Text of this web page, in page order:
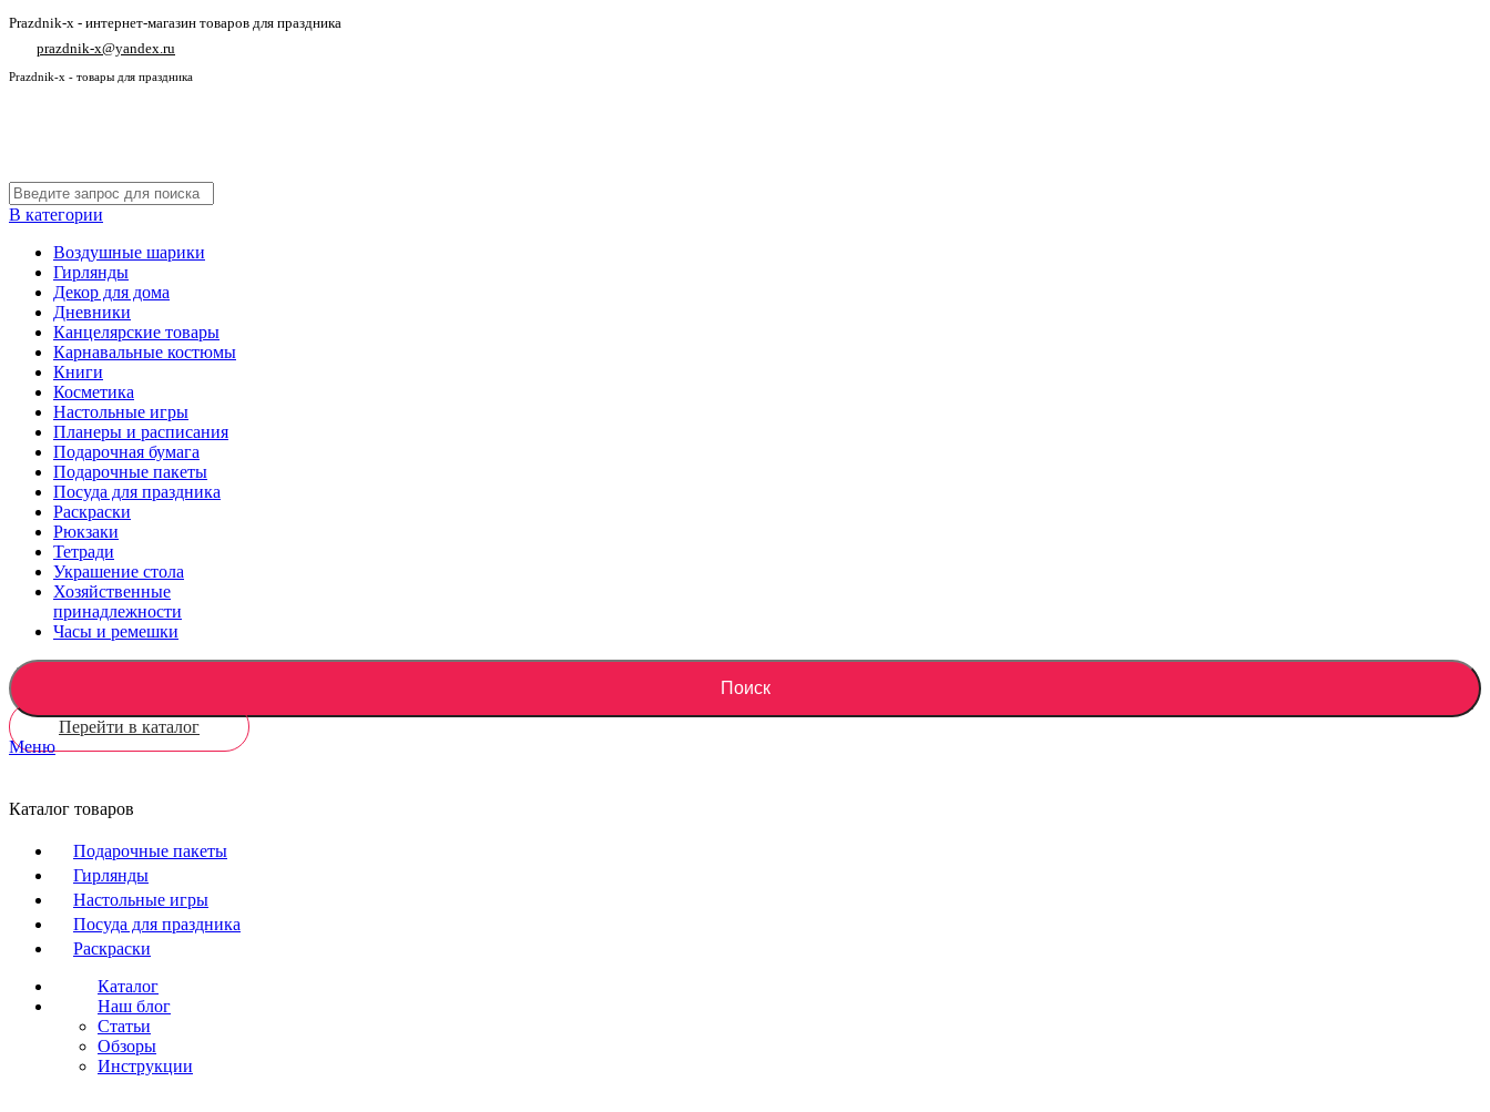
Prazdnik-x - интернет-магазин товаров для праздника
prazdnik-x@yandex.ru
Prazdnik-x - товары для праздника
В категории
Воздушные шарики
Гирлянды
Декор для дома
Дневники
Канцелярские товары
Карнавальные костюмы
Книги
Косметика
Настольные игры
Планеры и расписания
Подарочная бумага
Подарочные пакеты
Посуда для праздника
Раскраски
Рюкзаки
Тетради
Украшение стола
Хозяйственные
принадлежности
Часы и ремешки
Поиск
Перейти в каталог
Меню
Каталог товаров
Подарочные пакеты
Гирлянды
Настольные игры
Посуда для праздника
Раскраски
Каталог
Наш блог
Статьи
Обзоры
Инструкции